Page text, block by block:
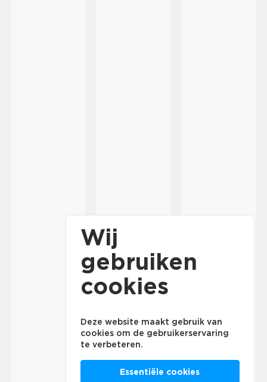
Wij
gebruiken
cookies
Deze website maakt gebruik van
cookies om de gebruikerservaring
te verbeteren.
Essentiële cookies